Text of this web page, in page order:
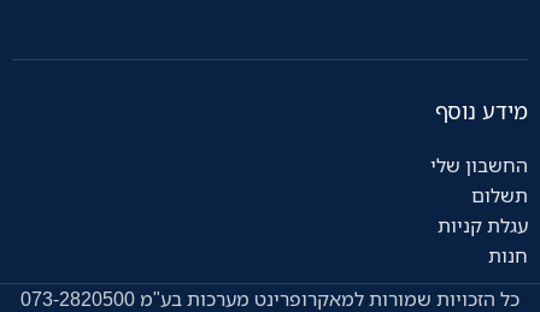
מידע נוסף
החשבון שלי
תשלום
עגלת קניות
חנות
כל הזכויות שמורות למאקרופרינט מערכות בע"מ 073-2820500